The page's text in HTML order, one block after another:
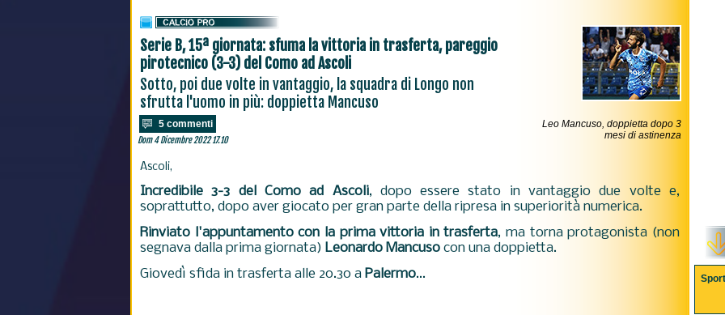
Serie B, 15ª giornata: sfuma la vittoria in trasferta, pareggio
pirotecnico (3-3) del Como ad Ascoli
Sotto, poi due volte in vantaggio, la squadra di Longo non
sfrutta l'uomo in più: doppietta Mancuso
5 commenti
Dom 4 Dicembre 2022 17.10
Leo Mancuso, doppietta dopo 3
mesi di astinenza
Ascoli,
Incredibile 3-3 del Como ad Ascoli, dopo essere stato in vantaggio due volte e,
soprattutto, dopo aver giocato per gran parte della ripresa in superiorità numerica.
Rinviato l'appuntamento con la prima vittoria in trasferta, ma torna protagonista (non
segnava dalla prima giornata) Leonardo Mancuso con una doppietta.
Giovedì sfida in trasferta alle 20.30 a Palermo... Sport